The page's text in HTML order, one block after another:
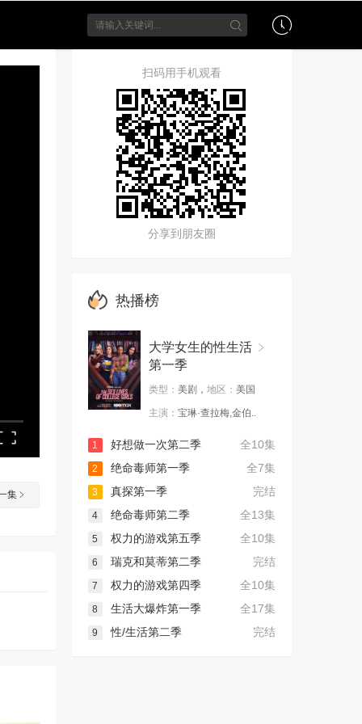
集
扫码用手机观看
分享到朋友圈
热播榜
大学女生的性生活
第一季
类型： 美剧， 地区： 美国
主演： 宝琳·查拉梅,金伯..
全10集
1
好想做一次第二季
全7集
2
绝命毒师第一季
完结
3
真探第一季
全13集
4
绝命毒师第二季
全10集
5
权力的游戏第五季
完结
6
瑞克和莫蒂第二季
全10集
7
权力的游戏第四季
全17集
8
生活大爆炸第一季
完结
9 性/生活第二季